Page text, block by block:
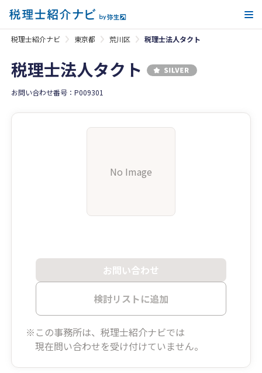
税理士紹介ナビ 東京都 荒川区 税理士法人タクト
税理士法人タクト
お問い合わせ番号：P009301
No Image
お問い合わせ
検討リストに追加
※この事務所は、税理士紹介ナビでは
現在問い合わせを受け付けていません。